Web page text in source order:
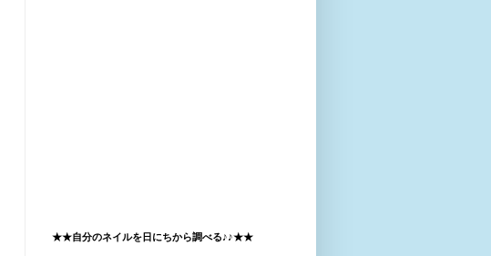
★★自分のネイルを日にちから調べる♪♪★★